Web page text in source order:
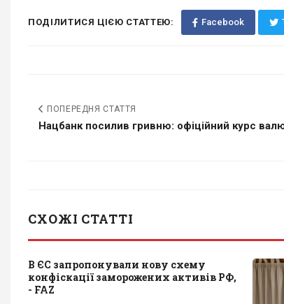
ПОДІЛИТИСЯ ЦІЄЮ СТАТТЕЮ: Facebook
ПОПЕРЕДНЯ СТАТТЯ
Нацбанк посилив гривню: офіційний курс
СХОЖІ СТАТТІ
В ЄС запропонували нову схему
конфіскації заморожених активів РФ,
- FAZ